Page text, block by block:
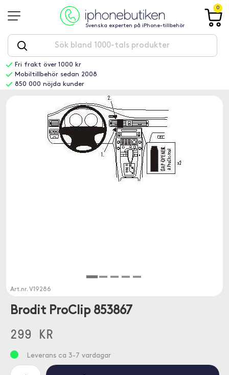
Svenska experten på iPhone-tillbehör
0
Fri frakt över 1000 kr
Mobiltillbehör sedan 2008
850 000 nöjda kunder
Art.nr. V19286
Brodit ProClip 853867
299 KR
Leverans ca 3-7 vardagar